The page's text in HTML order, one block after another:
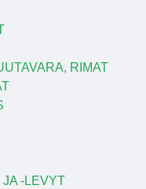
RIMAT
JA -LEVYT